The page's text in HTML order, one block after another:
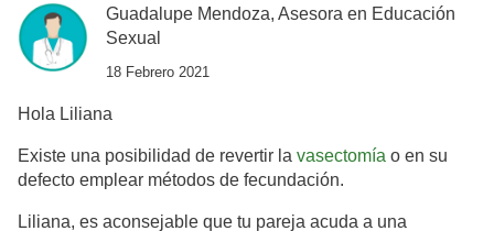
Guadalupe Mendoza, Asesora en Educación
Sexual
18 Febrero 2021
Hola Liliana
Existe una posibilidad de revertir la vasectomía o en su
defecto emplear métodos de fecundación.
Liliana, es aconsejable que tu pareja acuda a una